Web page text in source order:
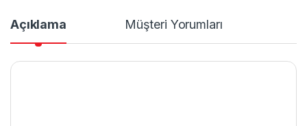
Açıklama Müşteri Yorumları